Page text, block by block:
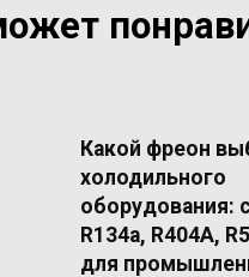
Какой фреон
холодильного
оборудования:
R134a, R404A,
для